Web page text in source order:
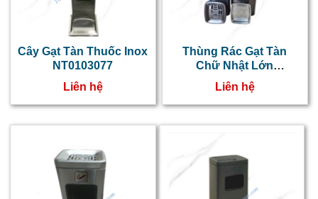
Cây Gạt Tàn Thuốc Inox
NT0103077
Liên hệ
Thùng Rác Gạt Tàn
Chữ Nhật Lớn
NT0103076
Liên hệ